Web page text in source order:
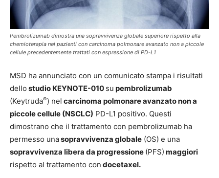
Pembrolizumab dimostra una sopravvivenza globale superiore rispetto alla
chemioterapia nei pazienti con carcinoma polmonare avanzato non a piccole
cellule precedentemente trattati con espressione di PD-L1
MSD ha annunciato con un comunicato stampa i risultati
dello studio KEYNOTE-010 su pembrolizumab
(Keytruda®) nel carcinoma polmonare avanzato non a
piccole cellule (NSCLC) PD-L1 positivo. Questi
dimostrano che il trattamento con pembrolizumab ha
permesso unasopravvivenza globale (OS) e una
sopravvivenza libera da progressione (PFS) maggiori
rispetto al trattamento con docetaxel.